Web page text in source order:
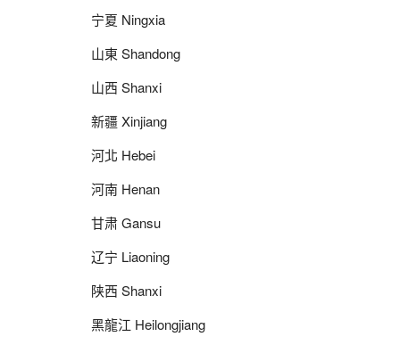
宁夏 Ningxia
山東 Shandong
山西 Shanxi
新疆 Xinjiang
河北 Hebei
河南 Henan
甘肃 Gansu
辽宁 Liaoning
陕西 Shanxi
黑龍江 Heilongjiang